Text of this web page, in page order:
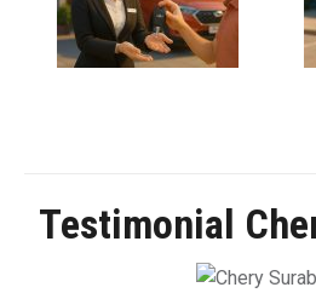
Testimonial